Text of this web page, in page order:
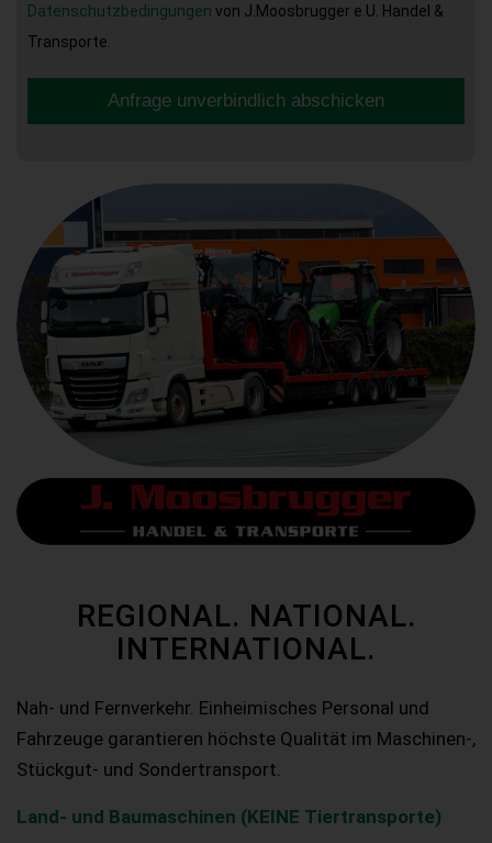
Datenschutzbedingungen von J.Moosbrugger e.U. Handel &
Transporte.
Anfrage unverbindlich abschicken
REGIONAL. NATIONAL.
INTERNATIONAL.
Nah- und Fernverkehr. Einheimisches Personal und
Fahrzeuge garantieren höchste Qualität im Maschinen-,
Stückgut- und Sondertransport.
Land- und Baumaschinen (KEINE Tiertransporte)